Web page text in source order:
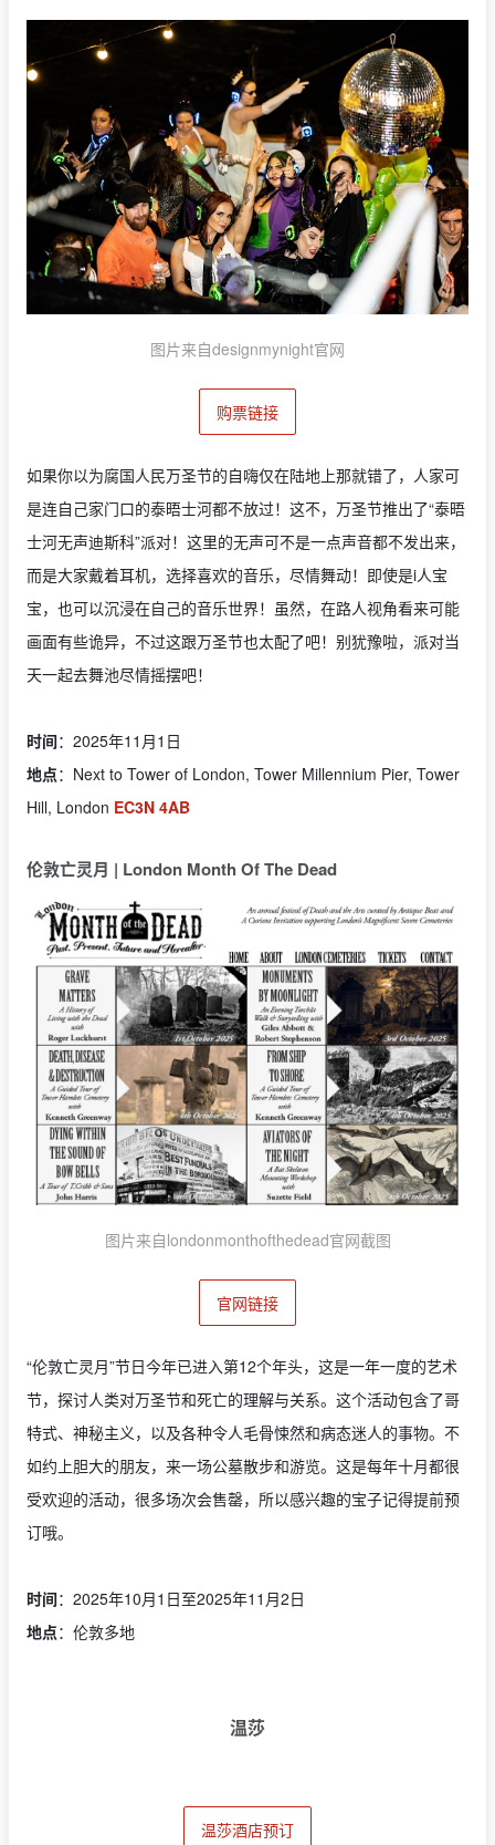
图片来自designmynight官网
购票链接
如果你以为腐国人民万圣节的自嗨仅在陆地上那就错了，人家可
是连自己家门口的泰晤士河都不放过！这不，万圣节推出了“泰晤
士河无声迪斯科”派对！这里的无声可不是一点声音都不发出来，
而是大家戴着耳机，选择喜欢的音乐，尽情舞动！即使是i人宝
宝，也可以沉浸在自己的音乐世界！虽然，在路人视角看来可能
画面有些诡异，不过这跟万圣节也太配了吧！别犹豫啦，派对当
天一起去舞池尽情摇摆吧！
时间：2025年11月1日
地点：Next to Tower of London, Tower Millennium Pier, Tower
Hill, London EC3N 4AB
伦敦亡灵月 | London Month Of The Dead
图片来自londonmonthofthedead官网截图
官网链接
“伦敦亡灵月”节日今年已进入第12个年头，这是一年一度的艺术
节，探讨人类对万圣节和死亡的理解与关系。这个活动包含了哥
特式、神秘主义，以及各种令人毛骨悚然和病态迷人的事物。不
如约上胆大的朋友，来一场公墓散步和游览。这是每年十月都很
受欢迎的活动，很多场次会售罄，所以感兴趣的宝子记得提前预
订哦。
时间：2025年10月1日至2025年11月2日
地点：伦敦多地
温莎
温莎酒店预订